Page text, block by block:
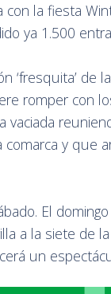
con la fiesta
ya 1.500
‘fresquita’ de
romper con
vaciada
y que
El
a la siete de
un